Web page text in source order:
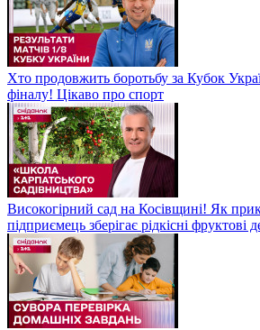
Хто продовжить боротьбу за Кубок
фіналу! Цікаво про спорт
Високогірний сад на Косівщині! Як
підприємець зберігає рідкісні фруктові